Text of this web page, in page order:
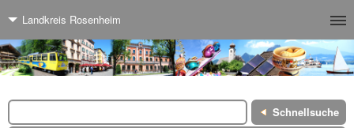
Landkreis Rosenheim
Schnellsuche